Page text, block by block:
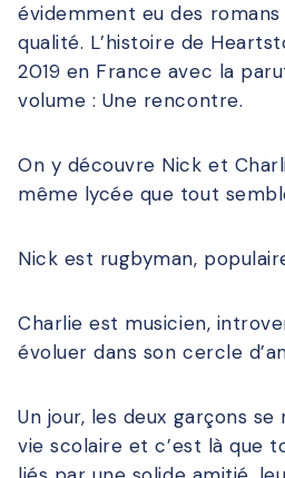
évidemment eu des
qualité. L’histoire de
2019 en France avec la
volume : Une rencontre.
On y découvre Nick et
même lycée que tout
Nick est rugbyman,
Charlie est musicien,
évoluer dans son cercle
Un jour, les deux garçons
vie scolaire et c’est là que